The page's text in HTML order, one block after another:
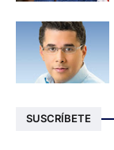
SUSCRÍBETE